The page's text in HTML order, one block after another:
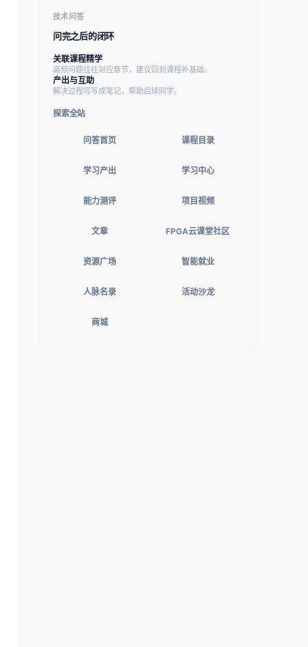
技术问答
问完之后的闭环
关联课程精学
高频问题往往对应章节，建议回到课程补基础。
产出与互助
解决过程可写成笔记，帮助后续同学。
探索全站
问答首页 课程目录
学习产出 学习中心
能力测评 项目视频
文章 FPGA云课堂社区
资源广场 智能就业
人脉名录 活动沙龙
商城